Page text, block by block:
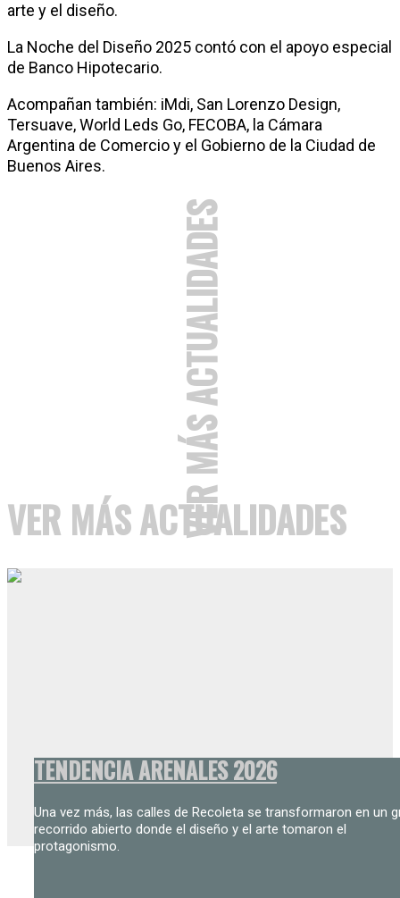
arte y el diseño.
La Noche del Diseño 2025 contó con el apoyo especial
de Banco Hipotecario.
Acompañan también: iMdi, San Lorenzo Design,
Tersuave, World Leds Go, FECOBA, la Cámara
Argentina de Comercio y el Gobierno de la Ciudad de
Buenos Aires.
VER MÁS ACTUALIDADES
VER MÁS ACTUALIDADES
TENDENCIA ARENALES 2026
Una vez más, las calles de Recoleta se transformaron en un
recorrido abierto donde el diseño y el arte tomaron el
protagonismo.